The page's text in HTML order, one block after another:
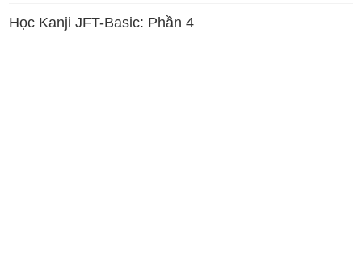
Học Kanji JFT-Basic: Phần 4